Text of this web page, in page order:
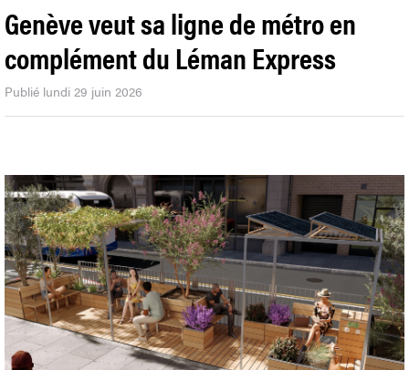
Genève veut sa ligne de métro en
complément du Léman Express
Publié lundi 29 juin 2026